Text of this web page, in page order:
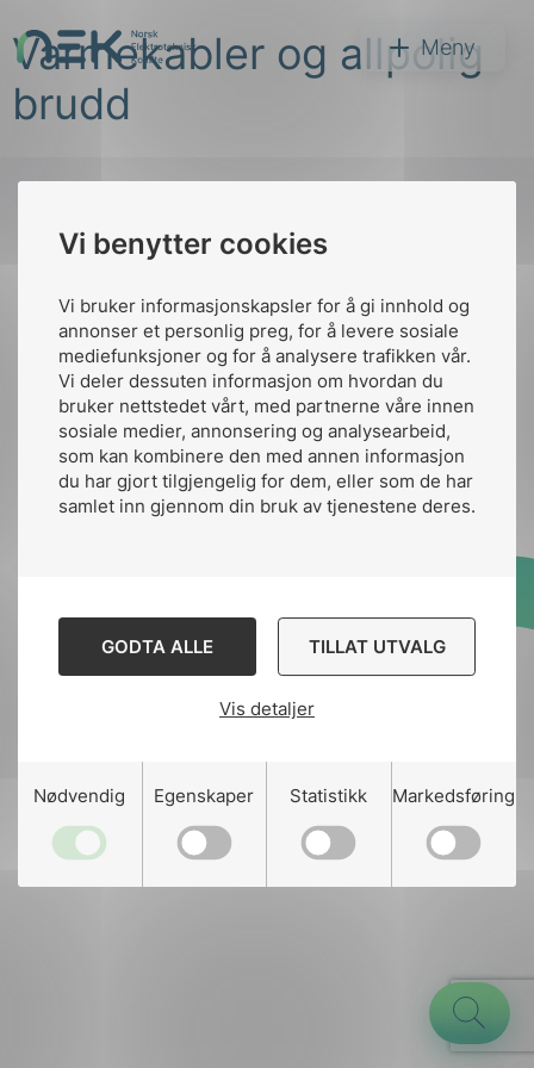
Vi benytter cookies
Vi bruker informasjonskapsler for å gi innhold og
annonser et personlig preg, for å levere sosiale
mediefunksjoner og for å analysere trafikken vår.
Vi deler dessuten informasjon om hvordan du
bruker nettstedet vårt, med partnerne våre innen
sosiale medier, annonsering og analysearbeid,
som kan kombinere den med annen informasjon
du har gjort tilgjengelig for dem, eller som de har
samlet inn gjennom din bruk av tjenestene deres.
GODTA ALLE TILLAT UTVALG
Vis detaljer
Nødvendig Egenskaper Statistikk Markedsføring
til
innhold
NEK Meny
Søk
Varmekabler og allpolig
brudd
Kontakt oss
Ansatte
nek@nek.no
Kontakt
Bruk av Cookies
Designed and developed
Stem Agency
toppen